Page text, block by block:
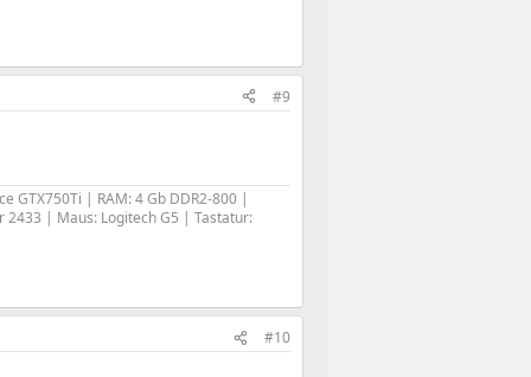
#9
GTX750Ti | RAM: 4 Gb DDR2-800 |
2433 | Maus: Logitech G5 | Tastatur:
#10